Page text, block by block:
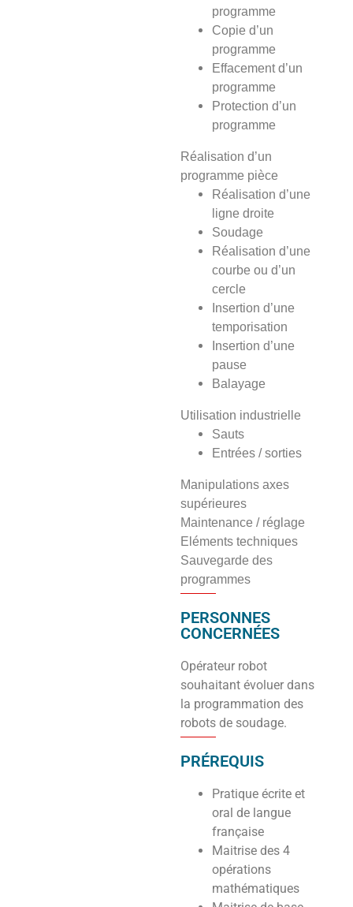
programme
Copie d’un
programme
Effacement d’un
programme
Protection d’un
programme
Réalisation d’un
programme pièce
Réalisation d’une
ligne droite
Soudage
Réalisation d’une
courbe ou d’un
cercle
Insertion d’une
temporisation
Insertion d’une
pause
Balayage
Utilisation industrielle
Sauts
Entrées / sorties
Manipulations axes
supérieures
Maintenance / réglage
Eléments techniques
Sauvegarde des
programmes
PERSONNES
CONCERNÉES
Opérateur robot
souhaitant évoluer dans
la programmation des
robots de soudage.
PRÉREQUIS
Pratique écrite et
oral de langue
française
Maitrise des 4
opérations
mathématiques